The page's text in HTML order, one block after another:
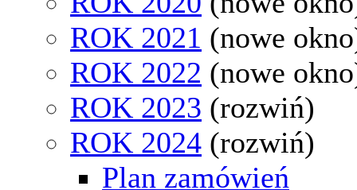
ROK 2021 (nowe
ROK 2022 (nowe
ROK 2023 (rozwiń)
ROK 2024 (rozwiń)
Plan zamówień